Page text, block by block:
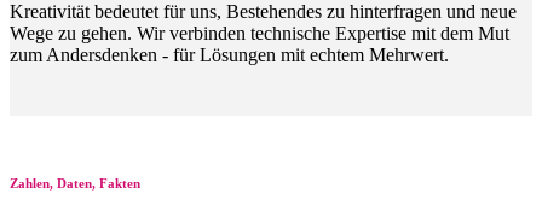
Kreativität bedeutet für uns, Bestehendes zu hinterfragen und neue
Wege zu gehen. Wir verbinden technische Expertise mit dem Mut
zum Andersdenken - für Lösungen mit echtem Mehrwert.
Zahlen, Daten, Fakten